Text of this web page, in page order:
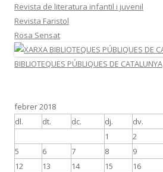
Revista de literatura infantil i juvenil
Revista Faristol
Rosa Sensat
BIBLIOTEQUES PÚBLIQUES DE CATALUNYA
febrer 2018
dl.
dt. dc. dj. dv.
1 2
5
6 7 8 9
12
13 14 15 16